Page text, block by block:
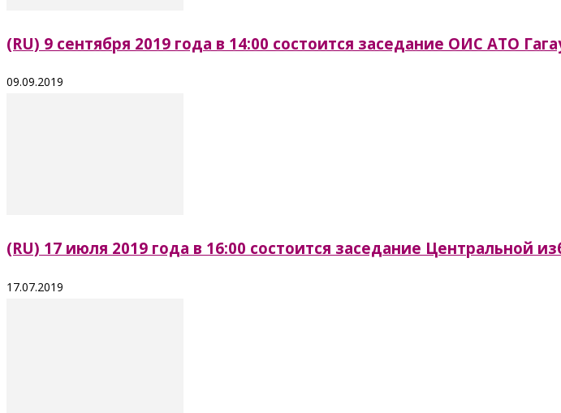
(RU) 9 сентября 2019 года в 14:00 состоится заседание ОИС АТО
09.09.2019
(RU) 17 июля 2019 года в 16:00 состоится заседание Центральной
17.07.2019